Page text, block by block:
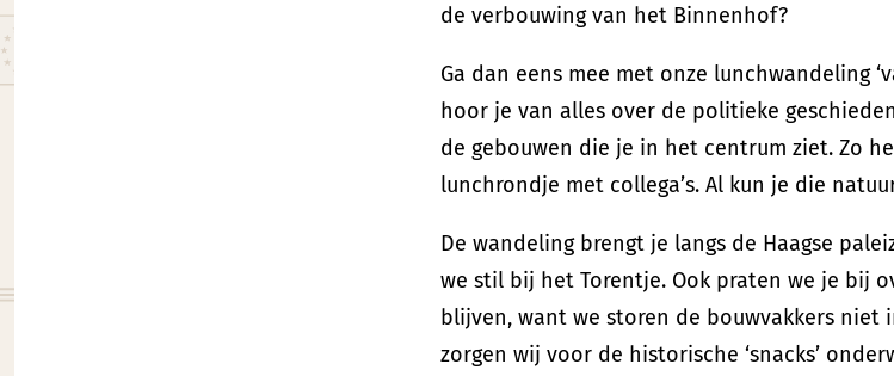
de verbouwing van het Binnenhof?
Ga dan eens mee met onze lunchwandeling
hoor je van alles over de politieke
de gebouwen die je in het centrum ziet. Zo
lunchrondje met collega’s. Al kun je die
De wandeling brengt je langs de Haagse
we stil bij het Torentje. Ook praten we je bij
blijven, want we storen de bouwvakkers niet
zorgen wij voor de historische ‘snacks’